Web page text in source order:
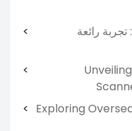
رائعة
Exploring